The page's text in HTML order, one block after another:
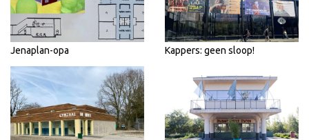
Jenaplan-opa Kappers: geen sloop!